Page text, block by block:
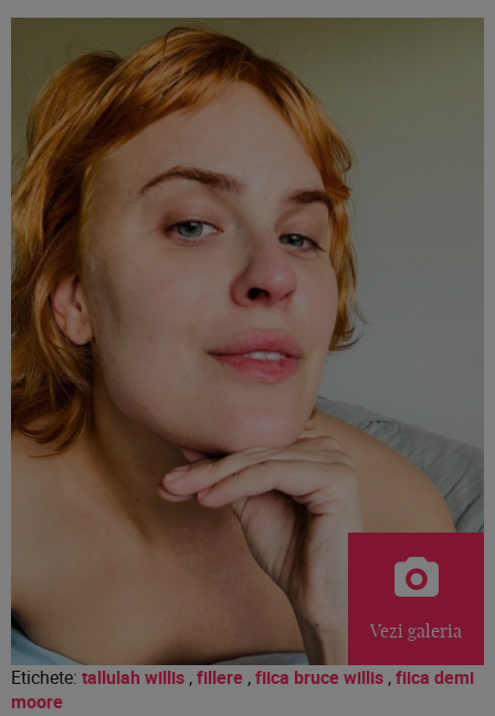
Vezi galeria
Etichete: tallulah willis,fillere,fiica bruce willis,fiica demi
moore